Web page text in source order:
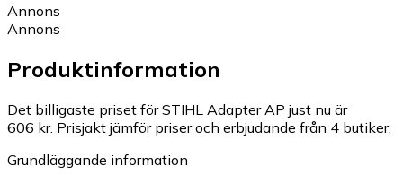
Annons
Annons
Produktinformation
Det billigaste priset för STIHL Adapter AP just nu är
606 kr. Prisjakt jämför priser och erbjudande från 4 butiker.
Grundläggande information